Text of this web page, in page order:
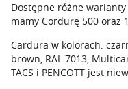
Dostępne różne
mamy Cordurę 500 oraz
Cardura w kolorach:
brown, RAL 7013,
TACS i PENCOTT jest